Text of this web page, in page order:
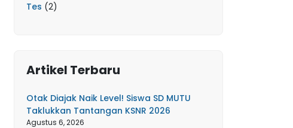
Tes (2)
Artikel Terbaru
Otak Diajak Naik Level! Siswa SD MUTU
Taklukkan Tantangan KSNR 2026
Agustus 6, 2026